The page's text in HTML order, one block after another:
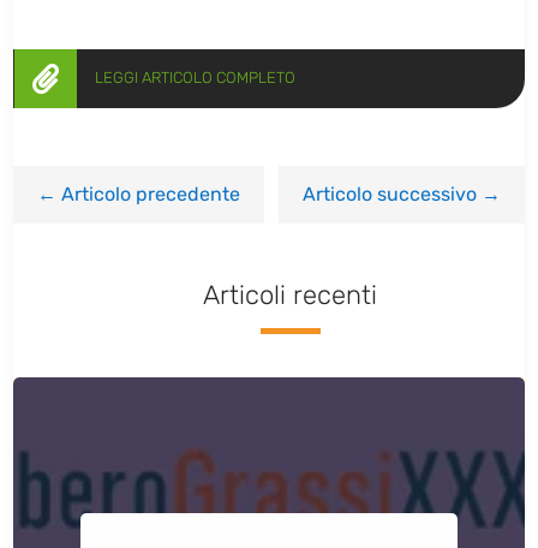
 LEGGI ARTICOLO COMPLETO
←Articolo precedente Articolo successivo→
Articoli recenti